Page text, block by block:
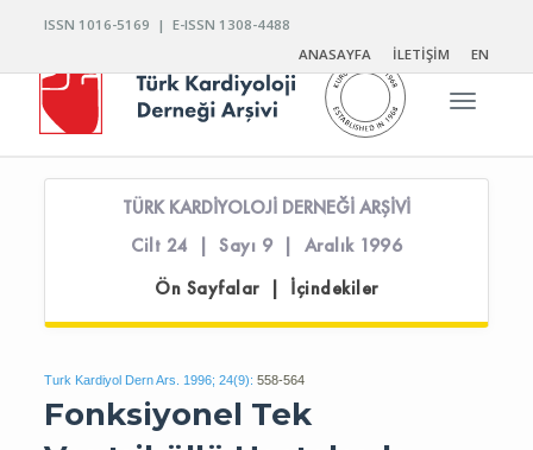
ISSN 1016-5169 | E-ISSN 1308-4488
ANASAYFA
İLETİŞİM EN
Toggle
TÜRK KARDİYOLOJİ DERNEĞİ ARŞİVİ
Cilt 24 | Sayı 9 | Aralık 1996
Ön Sayfalar | İçindekiler
Turk Kardiyol Dern Ars. 1996; 24(9): 558-564
Fonksiyonel Tek